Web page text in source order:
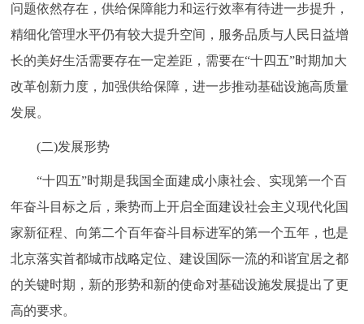
问题依然存在，供给保障能力和运行效率有待进一步提升，
精细化管理水平仍有较大提升空间，服务品质与人民日益增
长的美好生活需要存在一定差距，需要在“十四五”时期加大
改革创新力度，加强供给保障，进一步推动基础设施高质量
发展。
(二)发展形势
“十四五”时期是我国全面建成小康社会、实现第一个百
年奋斗目标之后，乘势而上开启全面建设社会主义现代化国
家新征程、向第二个百年奋斗目标进军的第一个五年，也是
北京落实首都城市战略定位、建设国际一流的和谐宜居之都
的关键时期，新的形势和新的使命对基础设施发展提出了更
高的要求。